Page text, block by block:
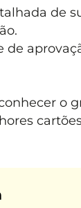
de
de
o